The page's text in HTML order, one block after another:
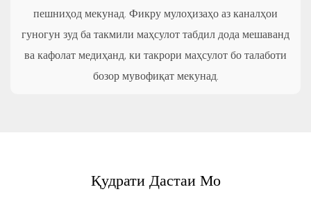
пешниҳод мекунад. Фикру мулоҳизаҳо аз каналҳои
гуногун зуд ба такмили маҳсулот табдил дода мешаванд
ва кафолат медиҳанд, ки такрори маҳсулот бо талаботи
бозор мувофиқат мекунад.
Қудрати Дастаи Мо